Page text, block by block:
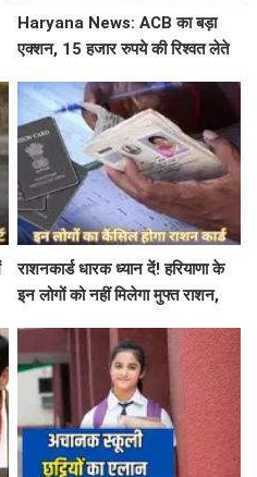
Haryana News: ACB का बड़ा
एक्शन, 15 हजार रुपये की रिश्वत लेते
राशनकार्ड धारक ध्यान दें! हरियाणा के
इन लोगों को नहीं मिलेगा मुफ्त राशन,